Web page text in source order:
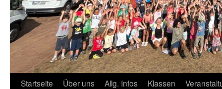
Zum
Startseite Über uns Allg. Infos Klassen